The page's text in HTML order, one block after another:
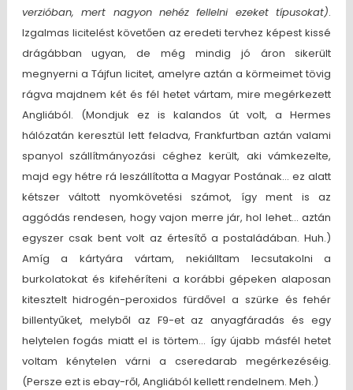
verzióban, mert nagyon nehéz fellelni ezeket típusokat).
Izgalmas licitelést követően az eredeti tervhez képest kissé
drágábban ugyan, de még mindig jó áron sikerült
megnyerni a Tájfun licitet, amelyre aztán a körmeimet tövig
rágva majdnem két és fél hetet vártam, mire megérkezett
Angliából. (Mondjuk ez is kalandos út volt, a Hermes
hálózatán keresztül lett feladva, Frankfurtban aztán valami
spanyol szállítmányozási céghez került, aki vámkezelte,
majd egy hétre rá leszállította a Magyar Postának… ez alatt
kétszer váltott nyomkövetési számot, így ment is az
aggódás rendesen, hogy vajon merre jár, hol lehet… aztán
egyszer csak bent volt az értesítő a postaládában. Huh.)
Amíg a kártyára vártam, nekiálltam lecsutakolni a
burkolatokat és kifehéríteni a korábbi gépeken alaposan
kitesztelt hidrogén-peroxidos fürdővel a szürke és fehér
billentyűket, melyből az F9-et az anyagfáradás és egy
helytelen fogás miatt el is törtem… így újabb másfél hetet
voltam kénytelen várni a cseredarab megérkezéséig.
(Persze ezt is ebay-ről, Angliából kellett rendelnem. Meh.)